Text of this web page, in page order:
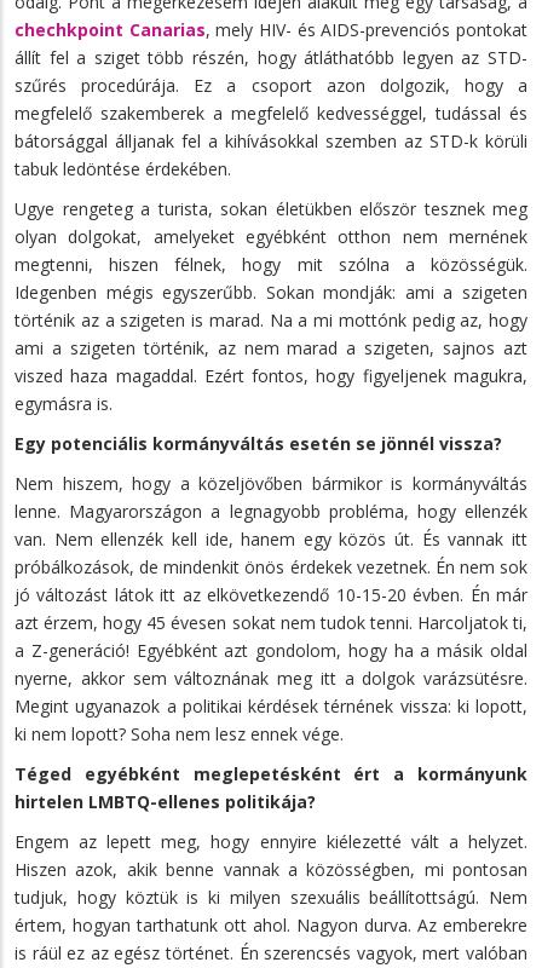
chechkpoint Canarias, mely HIV- és AIDS-prevenciós pontokat
állít fel a sziget több részén, hogy átláthatóbb legyen az STD-
szűrés procedúrája. Ez a csoport azon dolgozik, hogy a
megfelelő szakemberek a megfelelő kedvességgel, tudással és
bátorsággal álljanak fel a kihívásokkal szemben az STD-k körüli
tabuk ledöntése érdekében.
Ugye rengeteg a turista, sokan életükben először tesznek meg
olyan dolgokat, amelyeket egyébként otthon nem mernének
megtenni, hiszen félnek, hogy mit szólna a közösségük.
Idegenben mégis egyszerűbb. Sokan mondják: ami a szigeten
történik az a szigeten is marad. Na a mi mottónk pedig az, hogy
ami a szigeten történik, az nem marad a szigeten, sajnos azt
viszed haza magaddal. Ezért fontos, hogy figyeljenek magukra,
egymásra is.
Egy potenciális kormányváltás esetén se jönnél vissza?
Nem hiszem, hogy a közeljövőben bármikor is kormányváltás
lenne. Magyarországon a legnagyobb probléma, hogy ellenzék
van. Nem ellenzék kell ide, hanem egy közös út. És vannak itt
próbálkozások, de mindenkit önös érdekek vezetnek. Én nem sok
jó változást látok itt az elkövetkezendő 10-15-20 évben. Én már
azt érzem, hogy 45 évesen sokat nem tudok tenni. Harcoljatok ti,
a Z-generáció! Egyébként azt gondolom, hogy ha a másik oldal
nyerne, akkor sem változnának meg itt a dolgok varázsütésre.
Megint ugyanazok a politikai kérdések térnének vissza: ki lopott,
ki nem lopott? Soha nem lesz ennek vége.
Téged egyébként meglepetésként ért a kormányunk
hirtelen LMBTQ-ellenes politikája?
Engem az lepett meg, hogy ennyire kiélezetté vált a helyzet.
Hiszen azok, akik benne vannak a közösségben, mi pontosan
tudjuk, hogy köztük is ki milyen szexuális beállítottságú. Nem
értem, hogyan tarthatunk ott ahol. Nagyon durva. Az emberekre
is ráül ez az egész történet. Én szerencsés vagyok, mert valóban